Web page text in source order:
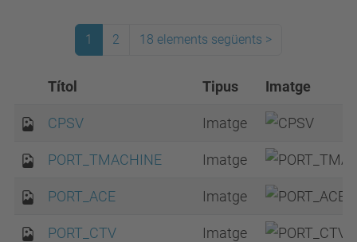
1 2 18 elements següents >
Títol Tipus Imatge
CPSV Imatge
PORT_TMACHINE Imatge
PORT_ACE Imatge
PORT_CTV Imatge